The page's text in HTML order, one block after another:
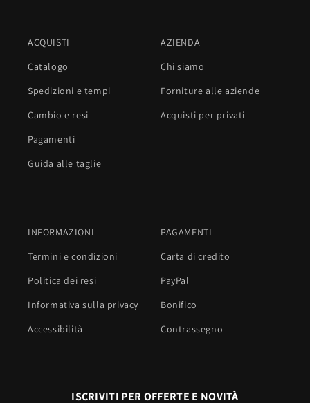
ACQUISTI
Catalogo
Spedizioni e tempi
Cambio e resi
Pagamenti
Guida alle taglie
AZIENDA
Chi siamo
Forniture alle aziende
Acquisti per privati
INFORMAZIONI
Termini e condizioni
Politica dei resi
Informativa sulla privacy
Accessibilità
PAGAMENTI
Carta di credito
PayPal
Bonifico
Contrassegno
ISCRIVITI PER OFFERTE E NOVITÀ